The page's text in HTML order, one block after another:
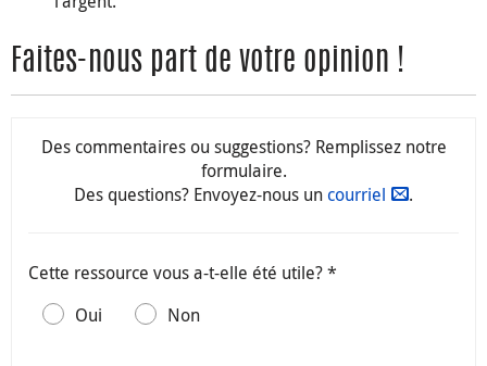
Faites-nous part de votre opinion !
Des commentaires ou suggestions? Remplissez notre
formulaire.
Des questions? Envoyez-nous un courriel .
Cette ressource vous a-t-elle été utile? *
Oui
Non